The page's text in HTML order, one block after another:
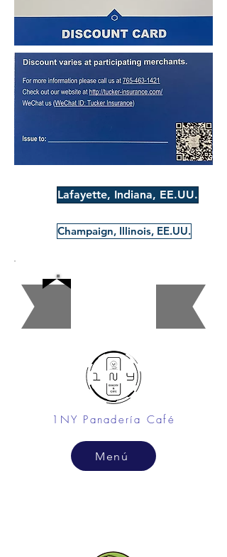
Lafayette, Indiana, EE.UU.
Champaign, Illinois, EE.UU.
1NY Panadería Café
Menú